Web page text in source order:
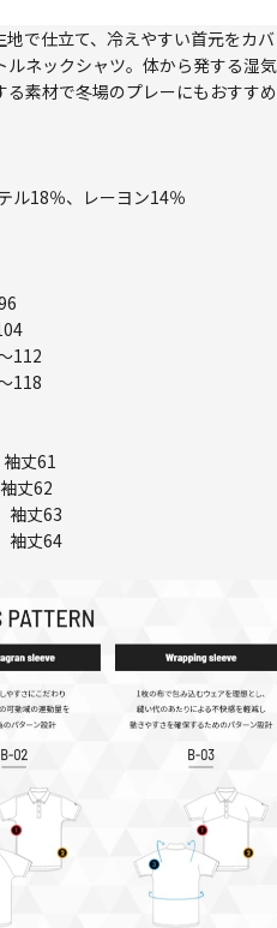
で仕立て、冷えやすい首元をカバ
ネックシャツ。体から発する湿気
素材で冬場のプレーにもおすすめ
ル18％、レーヨン14％
112
118
丈61
丈62
袖丈63
袖丈64